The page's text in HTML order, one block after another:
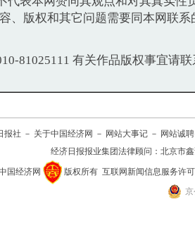
、版权和其它问题需要同本网联系
81025111 有关作品版权事宜请联
报社 － 关于中国经济网 － 网站大事记 － 网站诚聘
经济日报报业集团法律顾问： 北京市
国经济网 版权所有 互联网新闻信息服务许可
京